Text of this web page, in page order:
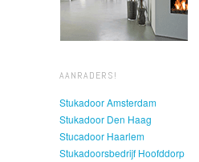
AANRADERS!
Stukadoor Amsterdam
Stukadoor Den Haag
Stucadoor Haarlem
Stukadoorsbedrijf Hoofddorp